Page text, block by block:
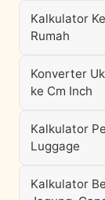
Kalkulator
Rumah
Konverter
ke Cm Inch
Kalkulator
Luggage
Kalkulator